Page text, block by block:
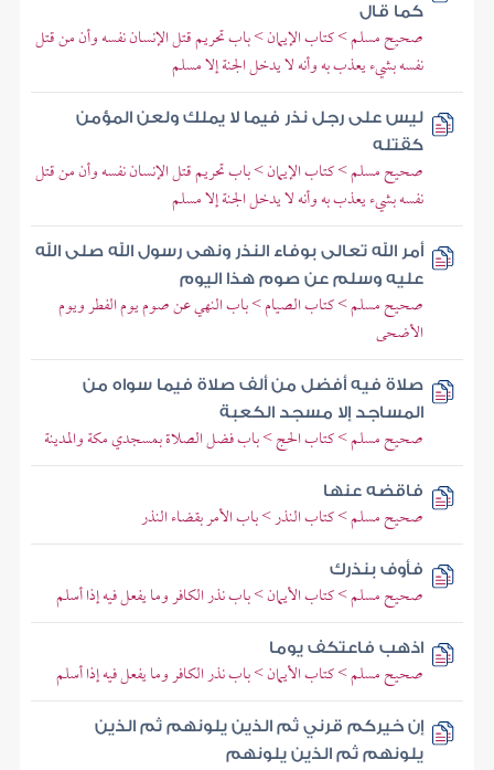
كما قال
صحيح مسلم > كتاب الإيمان > باب تحريم قتل الإنسان نفسه وأن من قتل
نفسه بشيء يعذب به وأنه لا يدخل الجنة إلا مسلم
ليس على رجل نذر فيما لا يملك ولعن المؤمن
كقتله
صحيح مسلم > كتاب الإيمان > باب تحريم قتل الإنسان نفسه وأن من قتل
نفسه بشيء يعذب به وأنه لا يدخل الجنة إلا مسلم
أمر الله تعالى بوفاء النذر ونهى رسول الله صلى الله
عليه وسلم عن صوم هذا اليوم
صحيح مسلم > كتاب الصيام > باب النهي عن صوم يوم الفطر ويوم
الأضحى
صلاة فيه أفضل من ألف صلاة فيما سواه من
المساجد إلا مسجد الكعبة
صحيح مسلم > كتاب الحج > باب فضل الصلاة بمسجدي مكة والمدينة
فاقضه عنها
صحيح مسلم > كتاب النذر > باب الأمر بقضاء النذر
فأوف بنذرك
صحيح مسلم > كتاب الأيمان > باب نذر الكافر وما يفعل فيه إذا أسلم
اذهب فاعتكف يوما
صحيح مسلم > كتاب الأيمان > باب نذر الكافر وما يفعل فيه إذا أسلم
إن خيركم قرني ثم الذين يلونهم ثم الذين
يلونهم ثم الذين يلونهم